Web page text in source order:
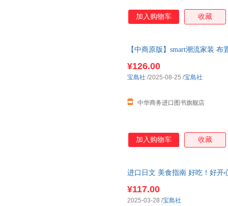
加入购物车 收藏
【中商原版】smart潮流家装
¥126.00
中华商务进口图书旗舰店
宝島社 /2025-08-25 /宝島社
加入购物车 收藏
进口日文 美食指南 好吃！好开
¥117.00
2025-03-28 /宝島社